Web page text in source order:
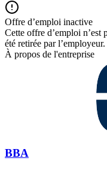
Offre d’emploi inactive
Cette offre d’emploi n’est
été retirée par l’employeur.
À propos de l'entreprise
BBA